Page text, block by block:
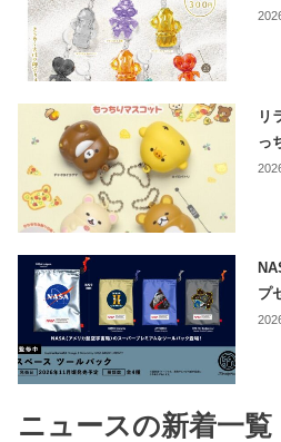
リ
っ
プ
ニュースの新着一覧